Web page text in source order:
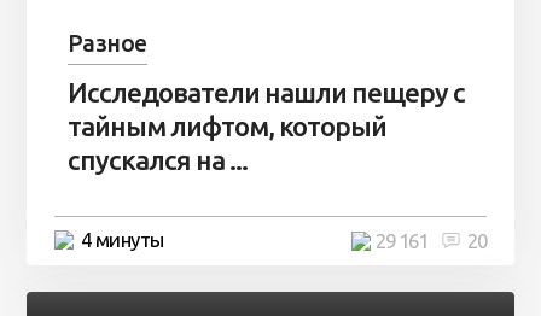
Разное
Исследователи нашли пещеру с
тайным лифтом, который
спускался на ...
4 минуты 20
29 161